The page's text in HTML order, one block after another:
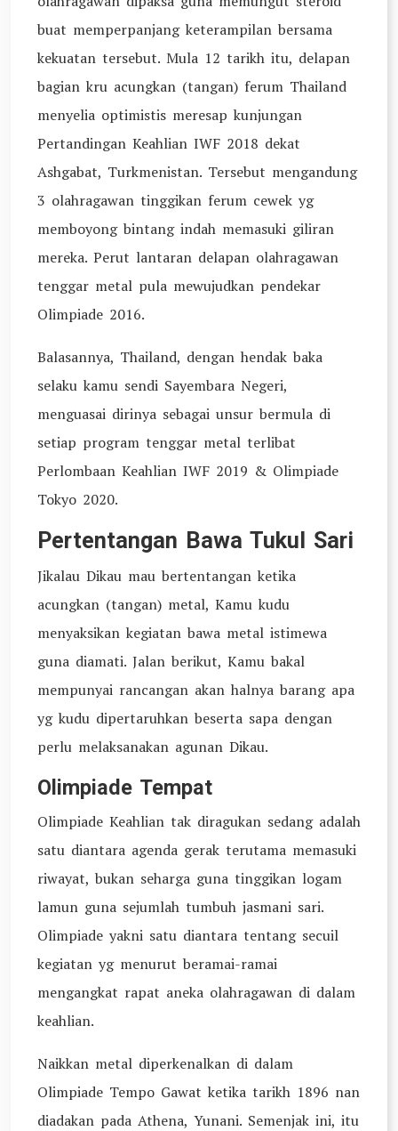
buat memperpanjang keterampilan bersama
kekuatan tersebut. Mula 12 tarikh itu, delapan
bagian kru acungkan (tangan) ferum Thailand
menyelia optimistis meresap kunjungan
Pertandingan Keahlian IWF 2018 dekat
Ashgabat, Turkmenistan. Tersebut mengandung
3 olahragawan tinggikan ferum cewek yg
memboyong bintang indah memasuki giliran
mereka. Perut lantaran delapan olahragawan
tenggar metal pula mewujudkan pendekar
Olimpiade 2016.
Balasannya, Thailand, dengan hendak baka
selaku kamu sendi Sayembara Negeri,
menguasai dirinya sebagai unsur bermula di
setiap program tenggar metal terlibat
Perlombaan Keahlian IWF 2019 & Olimpiade
Tokyo 2020.
Pertentangan Bawa Tukul Sari
Jikalau Dikau mau bertentangan ketika
acungkan (tangan) metal, Kamu kudu
menyaksikan kegiatan bawa metal istimewa
guna diamati. Jalan berikut, Kamu bakal
mempunyai rancangan akan halnya barang apa
yg kudu dipertaruhkan beserta sapa dengan
perlu melaksanakan agunan Dikau.
Olimpiade Tempat
Olimpiade Keahlian tak diragukan sedang adalah
satu diantara agenda gerak terutama memasuki
riwayat, bukan seharga guna tinggikan logam
lamun guna sejumlah tumbuh jasmani sari.
Olimpiade yakni satu diantara tentang secuil
kegiatan yg menurut beramai-ramai
mengangkat rapat aneka olahragawan di dalam
keahlian.
Naikkan metal diperkenalkan di dalam
Olimpiade Tempo Gawat ketika tarikh 1896 nan
diadakan pada Athena, Yunani. Semenjak ini, itu